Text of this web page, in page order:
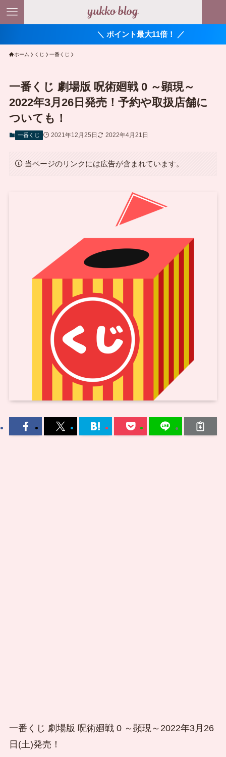
＼ ポイント最大11倍！ ／
ホーム くじ 一番くじ
一番くじ 劇場版 呪術廻戦 0 ～顕現～
2022年3月26日発売！予約や取扱店舗に
ついても！
一番くじ 2021年12月25日 2022年4月21日
当ページのリンクには広告が含まれています。
一番くじ 劇場版 呪術廻戦 0 ～顕現～2022年3月26
日(土)発売！